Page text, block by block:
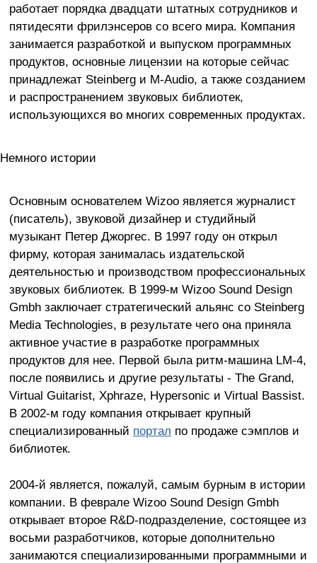
работает порядка двадцати штатных сотрудников и
пятидесяти фрилэнсеров со всего мира. Компания
занимается разработкой и выпуском программных
продуктов, основные лицензии на которые сейчас
принадлежат Steinberg и M-Audio, а также созданием
и распространением звуковых библиотек,
использующихся во многих современных продуктах.
Немного истории
Основным основателем Wizoo является журналист
(писатель), звуковой дизайнер и студийный
музыкант Петер Джоргес. В 1997 году он открыл
фирму, которая занималась издательской
деятельностью и производством профессиональных
звуковых библиотек. В 1999-м Wizoo Sound Design
Gmbh заключает стратегический альянс со Steinberg
Media Technologies, в результате чего она приняла
активное участие в разработке программных
продуктов для нее. Первой была ритм-машина LM-4,
после появились и другие результаты - The Grand,
Virtual Guitarist, Xphraze, Hypersonic и Virtual Bassist.
В 2002-м году компания открывает крупный
специализированный портал по продаже сэмплов и
библиотек.
2004-й является, пожалуй, самым бурным в истории
компании. В феврале Wizoo Sound Design Gmbh
открывает второе R&D-подразделение, состоящее из
восьми разработчиков, которые дополнительно
занимаются специализированными программными и